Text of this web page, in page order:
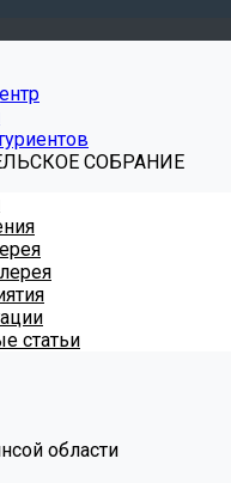
СОБРАНИЕ
статьи
области